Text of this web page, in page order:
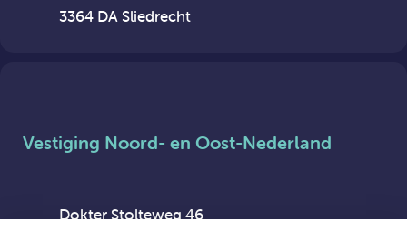
3364 DA Sliedrecht
Vestiging Noord- en Oost-Nederland
Dokter Stolteweg 46